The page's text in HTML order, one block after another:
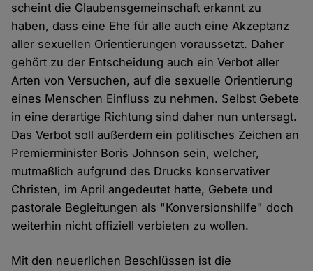
scheint die Glaubensgemeinschaft erkannt zu
haben, dass eine Ehe für alle auch eine Akzeptanz
aller sexuellen Orientierungen voraussetzt. Daher
gehört zu der Entscheidung auch ein Verbot aller
Arten von Versuchen, auf die sexuelle Orientierung
eines Menschen Einfluss zu nehmen. Selbst Gebete
in eine derartige Richtung sind daher nun untersagt.
Das Verbot soll außerdem ein politisches Zeichen an
Premierminister Boris Johnson sein, welcher,
mutmaßlich aufgrund des Drucks konservativer
Christen, im April angedeutet hatte, Gebete und
pastorale Begleitungen als "Konversionshilfe" doch
weiterhin nicht offiziell verbieten zu wollen.
Mit den neuerlichen Beschlüssen ist die